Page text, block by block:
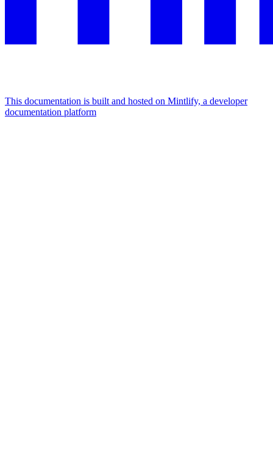
This documentation is built and hosted on Mintlify, a developer
documentation platform